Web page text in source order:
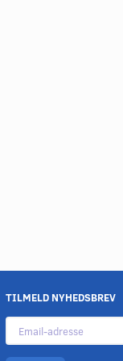
TILMELD NYHEDSBREV
Email-
adresse